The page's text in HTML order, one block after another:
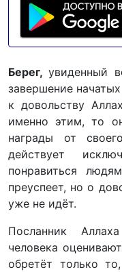
Берег, увиденный
завершение
к довольству
именно этим, то
награды от
действует
понравиться
преуспеет, но о
уже не идёт.
Посланник
человека
обретёт только